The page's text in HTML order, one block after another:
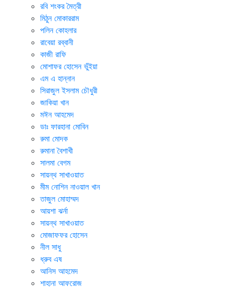
রবি শংকর মৈত্রী
মিঠুন মোকাররাম
পলিন কোহলার
রাবেয়া রব্বানী
কাজী রাফি
মোশাফর হোসেন ভুঁইয়া
এম এ হান্নান
সিরাজুল ইসলাম চৌধুরী
জাকিয়া খান
মঈন আহমেদ
ডাঃ ফারহানা মোবিন
রুমা মোদক
রুমানা বৈশাখী
সালমা বেগম
সায়ন্থ সাখাওয়াত
মীম নোশিন নাওয়াল খান
তাজুল মোহাম্মদ
আয়শা ঝর্না
সায়ন্থ সাখাওয়াত
মোজাফফর হোসেন
নীল সাধু
ধ্রুব এষ
আনিস আহমেদ
শাহানা আফরোজ